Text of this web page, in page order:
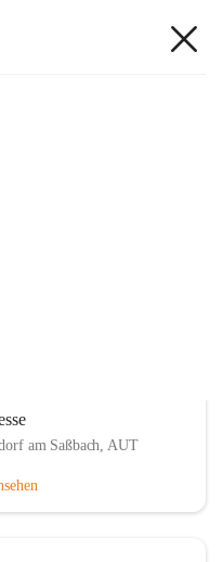
am Saßbach, AUT